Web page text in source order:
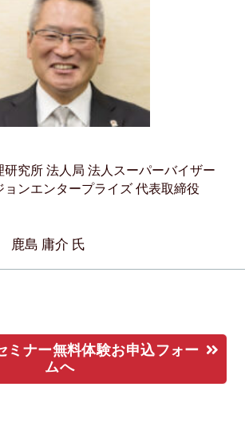
究所 法人局 法人スーパーバイザー
ンエンタープライズ 代表取締役
鹿島 庸介 氏
ミナー無料体験お申込フォー
ムへ